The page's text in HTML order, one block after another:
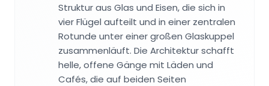
Struktur aus Glas und Eisen, die sich in
vier Flügel aufteilt und in einer zentralen
Rotunde unter einer großen Glaskuppel
zusammenläuft. Die Architektur schafft
helle, offene Gänge mit Läden und
Cafés, die auf beiden Seiten